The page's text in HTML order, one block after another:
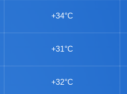
+34°C
+31°C
+32°C